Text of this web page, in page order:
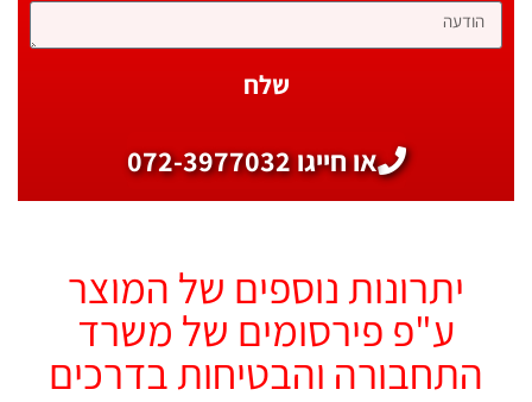
שלח
או חייגו 072-3977032
יתרונות נוספים של המוצר
ע"פ פירסומים של משרד
התחבורה והבטיחות בדרכים